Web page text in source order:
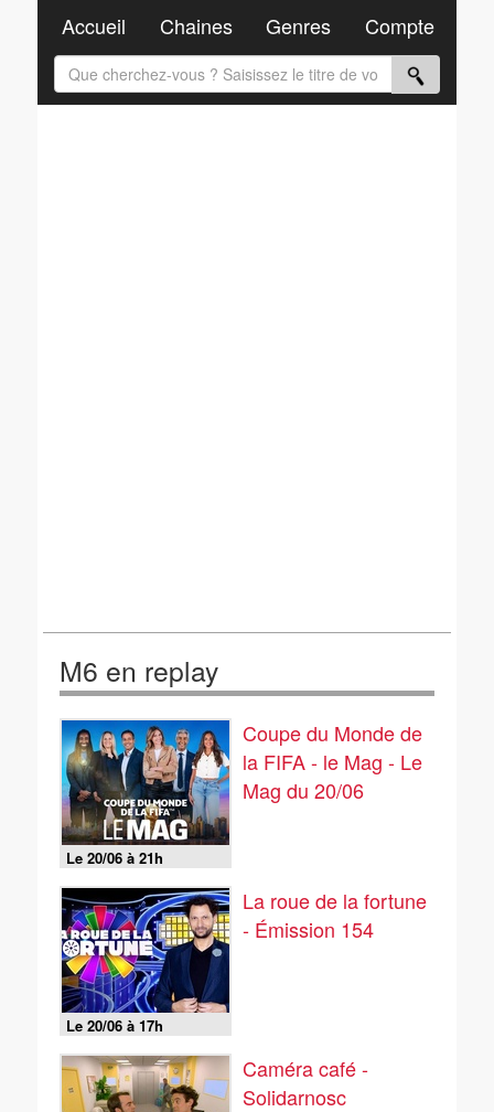
M6 en replay
Le 20/06 à 21h
Coupe du Monde de
la FIFA - le Mag - Le
Mag du 20/06
Le 20/06 à 17h
La roue de la fortune
- Émission 154
Caméra café -
Solidarnosc
Accueil Chaines Genres Compte